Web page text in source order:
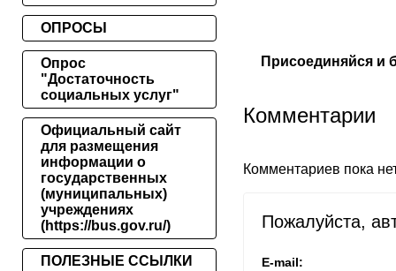
Присоединяйся и
Комментарии
Комментариев пока
Пожалуйста,
E-mail:
ОПРОСЫ
Опрос
"Достаточность
социальных услуг"
Официальный сайт
для размещения
информации о
государственных
(муниципальных)
учреждениях
(https://bus.gov.ru/)
ПОЛЕЗНЫЕ ССЫЛКИ